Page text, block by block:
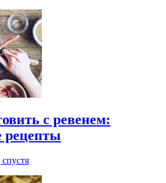
с ревенем:
рецепты
спустя